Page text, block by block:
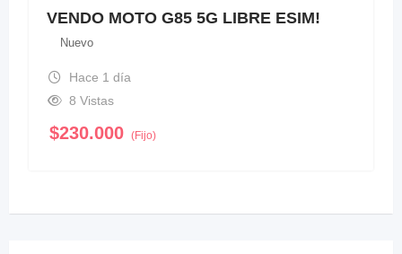
VENDO MOTO G85 5G LIBRE ESIM!
Nuevo
Hace 1 día
8 Vistas
$230.000 (Fijo)